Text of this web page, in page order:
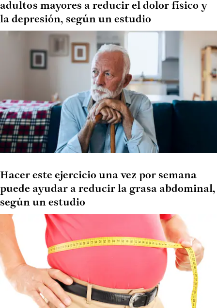
adultos mayores a reducir el dolor físico y
la depresión, según un estudio
Hacer este ejercicio una vez por semana
puede ayudar a reducir la grasa abdominal,
según un estudio